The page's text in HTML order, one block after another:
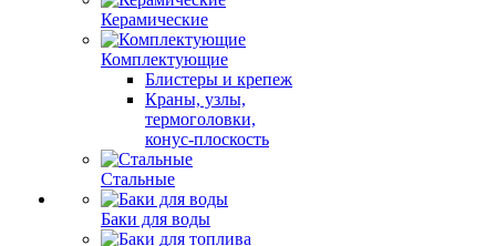
Керамические
Комплектующие
Блистеры и крепеж
Краны, узлы,
термоголовки,
конус-плоскость
Стальные
Баки для воды